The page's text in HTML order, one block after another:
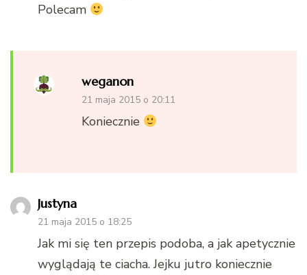
Polecam
weganon
21 maja 2015 o 20:11
Koniecznie
Justyna
21 maja 2015 o 18:25
Jak mi się ten przepis podoba, a jak apetycznie
wyglądają te ciacha. Jejku jutro koniecznie